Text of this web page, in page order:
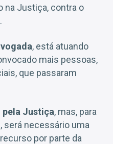
na Justiça, contra o
, está atuando
mais pessoas,
que passaram
pela Justiça, mas, para
será necessário uma
por parte da